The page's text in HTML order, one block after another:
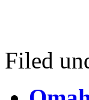
Filed